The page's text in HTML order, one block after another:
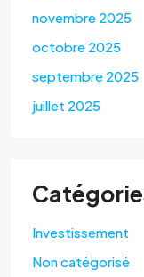
novembre 2025
octobre 2025
septembre 2025
juillet 2025
Investissement
Non catégorisé